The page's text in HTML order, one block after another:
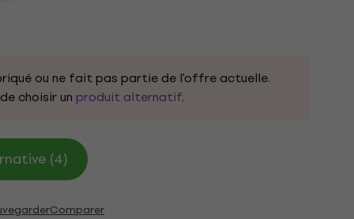
ou ne fait pas partie de l'offre actuelle.
choisir un produit alternatif.
(4)
Comparer